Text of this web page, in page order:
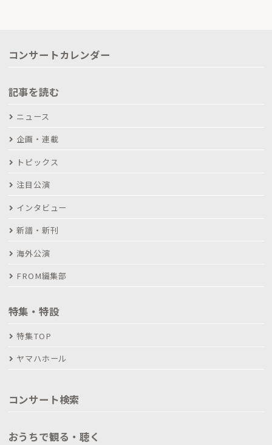
コンサートカレンダー
記事を読む
ニュース
企画・連載
トピックス
注目公演
インタビュー
新譜・新刊
海外公演
FROM編集部
特集・特設
特集TOP
ヤマハホール
コンサート検索
おうちで観る・聴く